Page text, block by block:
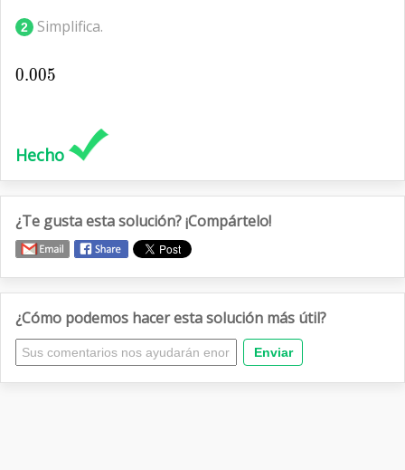
2 Simplifica.
0.005
0.005
Hecho
¿Te gusta esta solución? ¡Compártelo!
¿Cómo podemos hacer esta solución más útil?